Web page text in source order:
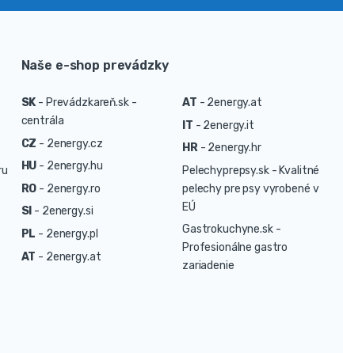
Naše e-shop prevádzky
SK - Prevádzkareň.sk -
centrála
CZ - 2energy.cz
HU - 2energy.hu
RO - 2energy.ro
SI - 2energy.si
PL - 2energy.pl
AT - 2energy.at
AT - 2energy.at
IT - 2energy.it
HR- 2energy.hr
Pelechyprepsy.sk - Kvalitné
pelechy pre psy vyrobené v
EÚ
Gastrokuchyne.sk -
Profesionálne gastro
zariadenie